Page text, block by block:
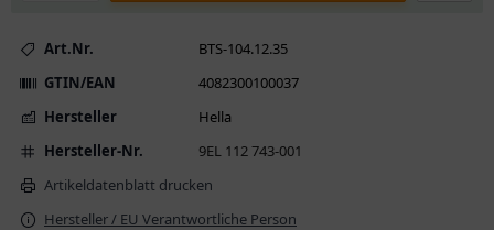
Art.Nr.
BTS-104.12.35
GTIN/EAN
4082300100037
Hersteller
Hella
Hersteller-Nr.
9EL 112 743-001
Artikeldatenblatt drucken
Hersteller / EU Verantwortliche Person